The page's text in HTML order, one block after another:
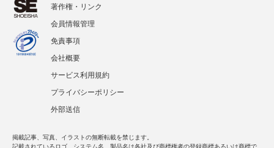
著作権・リンク
会員情報管理
免責事項
会社概要
サービス利用規約
プライバシーポリシー
外部送信
掲載記事、写真、イラストの無断転載を禁じます。
記載されているロゴ、システム名、製品名は各社及び商標権者の登録商標あるいは商標で